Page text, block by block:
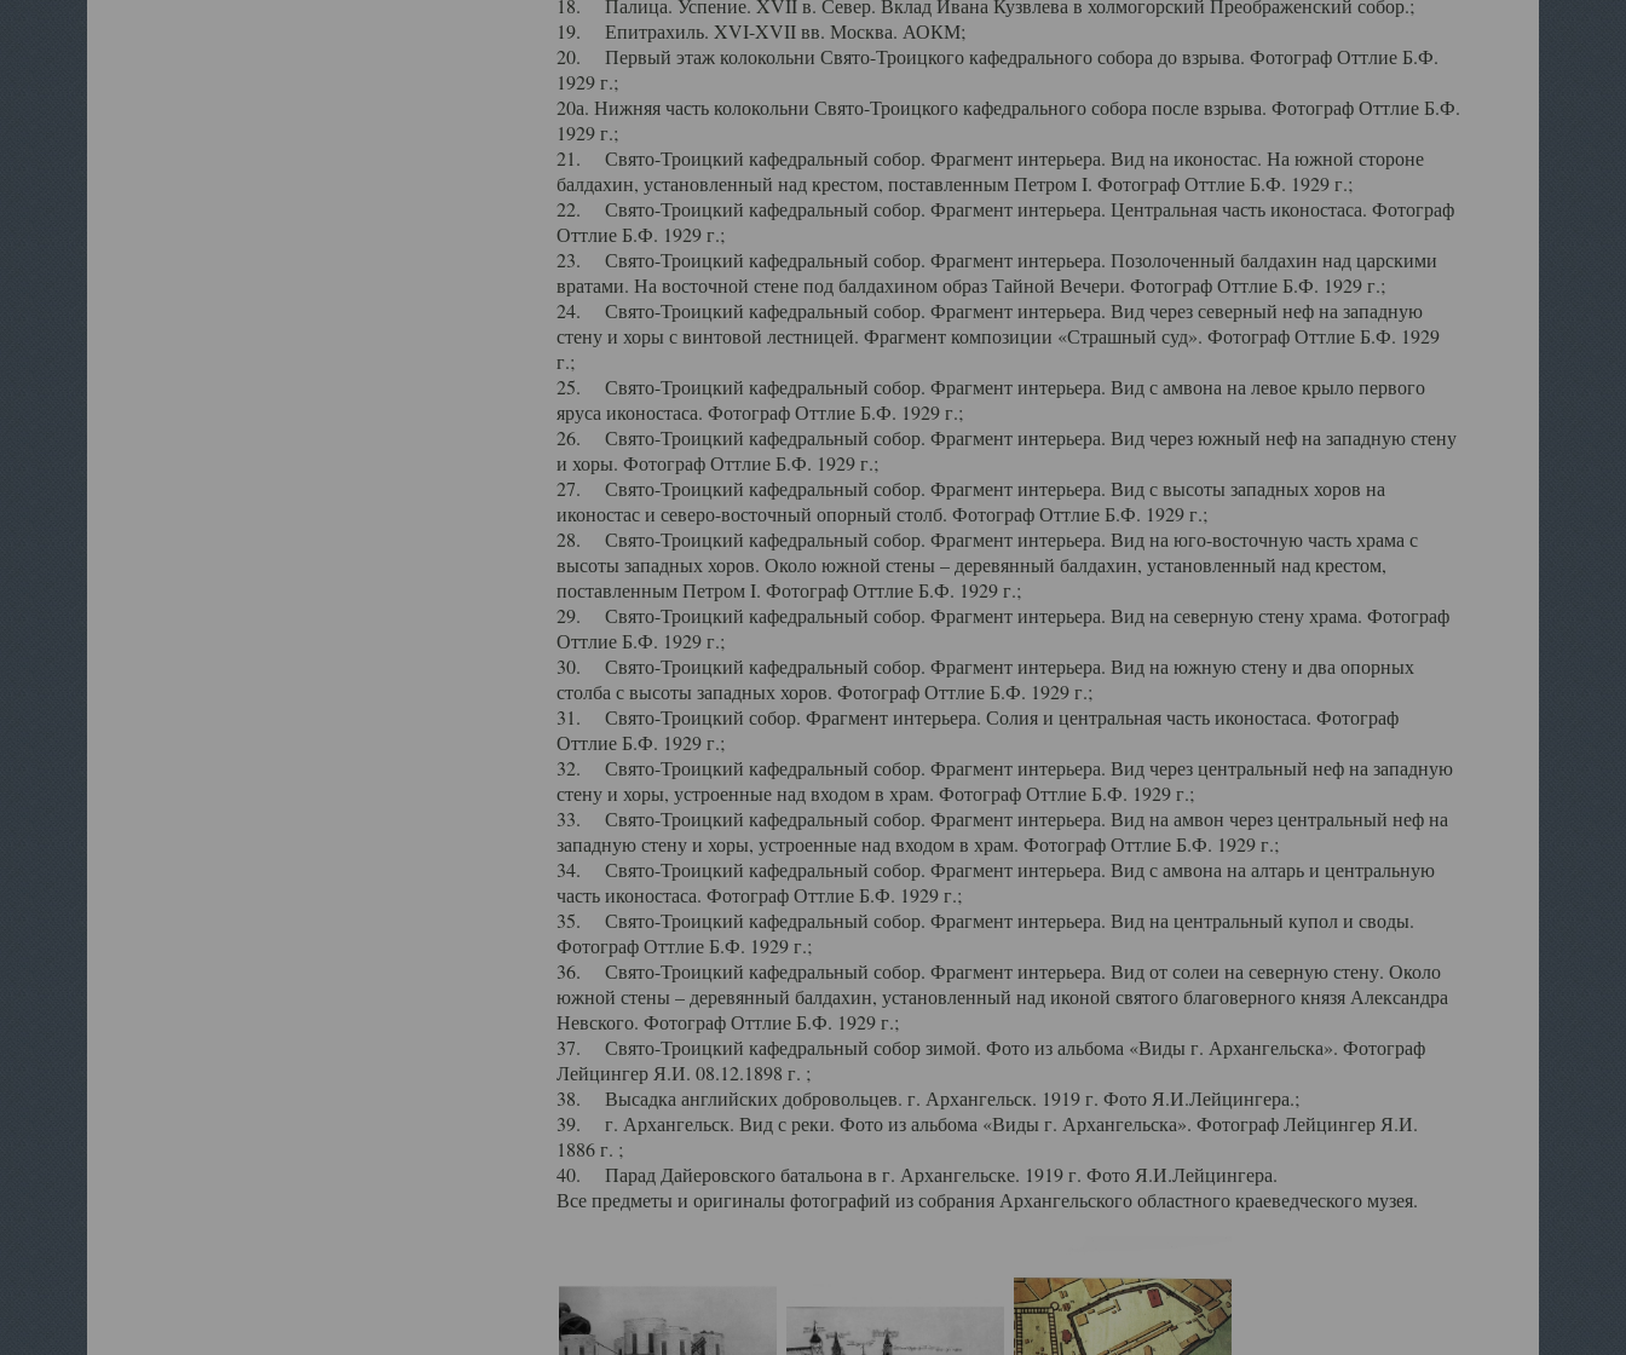
18. Палица. Успение. XVII в. Север. Вклад Ивана Кузвлева в холмогорский Преображенский собор.;
19. Епитрахиль. XVI-XVII вв. Москва. АОКМ;
20. Первый этаж колокольни Свято-Троицкого кафедрального собора до взрыва. Фотограф Оттлие Б.Ф.
1929 г.;
20а. Нижняя часть колокольни Свято-Троицкого кафедрального собора после взрыва. Фотограф Оттлие Б.Ф.
1929 г.;
21. Свято-Троицкий кафедральный собор. Фрагмент интерьера. Вид на иконостас. На южной стороне
балдахин, установленный над крестом, поставленным Петром I. Фотограф Оттлие Б.Ф. 1929 г.;
22. Свято-Троицкий кафедральный собор. Фрагмент интерьера. Центральная часть иконостаса. Фотограф
Оттлие Б.Ф. 1929 г.;
23. Свято-Троицкий кафедральный собор. Фрагмент интерьера. Позолоченный балдахин над царскими
вратами. На восточной стене под балдахином образ Тайной Вечери. Фотограф Оттлие Б.Ф. 1929 г.;
24. Свято-Троицкий кафедральный собор. Фрагмент интерьера. Вид через северный неф на западную
стену и хоры с винтовой лестницей. Фрагмент композиции «Страшный суд». Фотограф Оттлие Б.Ф. 1929
г.;
25. Свято-Троицкий кафедральный собор. Фрагмент интерьера. Вид с амвона на левое крыло первого
яруса иконостаса. Фотограф Оттлие Б.Ф. 1929 г.;
26. Свято-Троицкий кафедральный собор. Фрагмент интерьера. Вид через южный неф на западную стену
и хоры. Фотограф Оттлие Б.Ф. 1929 г.;
27. Свято-Троицкий кафедральный собор. Фрагмент интерьера. Вид с высоты западных хоров на
иконостас и северо-восточный опорный столб. Фотограф Оттлие Б.Ф. 1929 г.;
28. Свято-Троицкий кафедральный собор. Фрагмент интерьера. Вид на юго-восточную часть храма с
высоты западных хоров. Около южной стены – деревянный балдахин, установленный над крестом,
поставленным Петром I. Фотограф Оттлие Б.Ф. 1929 г.;
29. Свято-Троицкий кафедральный собор. Фрагмент интерьера. Вид на северную стену храма. Фотограф
Оттлие Б.Ф. 1929 г.;
30. Свято-Троицкий кафедральный собор. Фрагмент интерьера. Вид на южную стену и два опорных
столба с высоты западных хоров. Фотограф Оттлие Б.Ф. 1929 г.;
31. Свято-Троицкий собор. Фрагмент интерьера. Солия и центральная часть иконостаса. Фотограф
Оттлие Б.Ф. 1929 г.;
32. Свято-Троицкий кафедральный собор. Фрагмент интерьера. Вид через центральный неф на западную
стену и хоры, устроенные над входом в храм. Фотограф Оттлие Б.Ф. 1929 г.;
33. Свято-Троицкий кафедральный собор. Фрагмент интерьера. Вид на амвон через центральный неф на
западную стену и хоры, устроенные над входом в храм. Фотограф Оттлие Б.Ф. 1929 г.;
34. Свято-Троицкий кафедральный собор. Фрагмент интерьера. Вид с амвона на алтарь и центральную
часть иконостаса. Фотограф Оттлие Б.Ф. 1929 г.;
35. Свято-Троицкий кафедральный собор. Фрагмент интерьера. Вид на центральный купол и своды.
Фотограф Оттлие Б.Ф. 1929 г.;
36. Свято-Троицкий кафедральный собор. Фрагмент интерьера. Вид от солеи на северную стену. Около
южной стены – деревянный балдахин, установленный над иконой святого благоверного князя Александра
Невского. Фотограф Оттлие Б.Ф. 1929 г.;
37. Свято-Троицкий кафедральный собор зимой. Фото из альбома «Виды г. Архангельска». Фотограф
Лейцингер Я.И. 08.12.1898 г. ;
38. Высадка английских добровольцев. г. Архангельск. 1919 г. Фото Я.И.Лейцингера.;
39. г. Архангельск. Вид с реки. Фото из альбома «Виды г. Архангельска». Фотограф Лейцингер Я.И.
1886 г. ;
40. Парад Дайеровского батальона в г. Архангельске. 1919 г. Фото Я.И.Лейцингера.
Все предметы и оригиналы фотографий из собрания Архангельского областного краеведческого музея.